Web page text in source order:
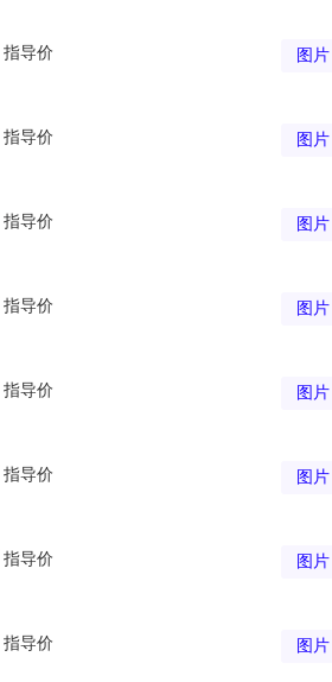
指导价 图片
指导价 图片
指导价 图片
指导价 图片
指导价 图片
指导价 图片
指导价 图片
指导价 图片